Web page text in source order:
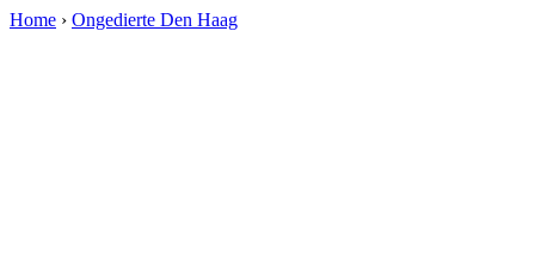
Home › Ongedierte Den Haag